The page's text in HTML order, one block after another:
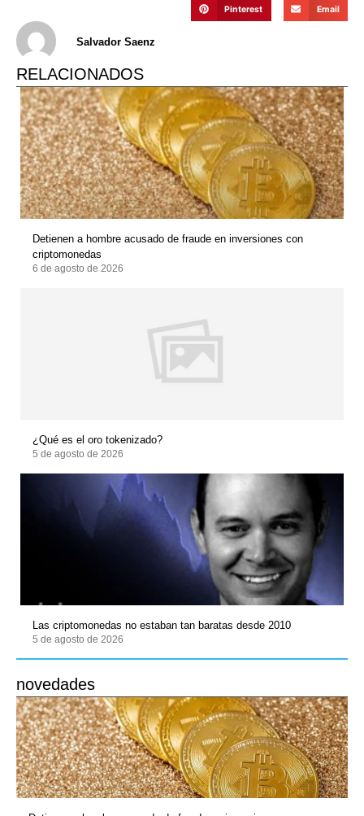
Pinterest Email
Salvador Saenz
RELACIONADOS
Detienen a hombre acusado de fraude en inversiones con
criptomonedas
6 de agosto de 2026
¿Qué es el oro tokenizado?
5 de agosto de 2026
Las criptomonedas no estaban tan baratas desde 2010
5 de agosto de 2026
novedades